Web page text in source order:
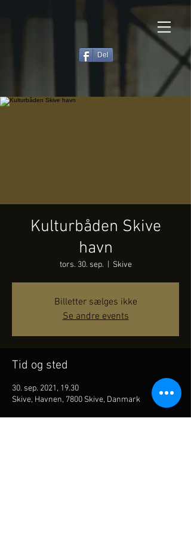
Del
Kulturbåden Skive
havn
tors. 30. sep. Skive
Billetter sælges ikke
Se andre events
Tid og sted
30. sep. 2021, 19.30
Skive, Havnen, 7800 Skive, Danmark